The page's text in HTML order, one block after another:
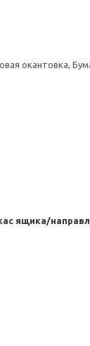
окантовка,
ящика/